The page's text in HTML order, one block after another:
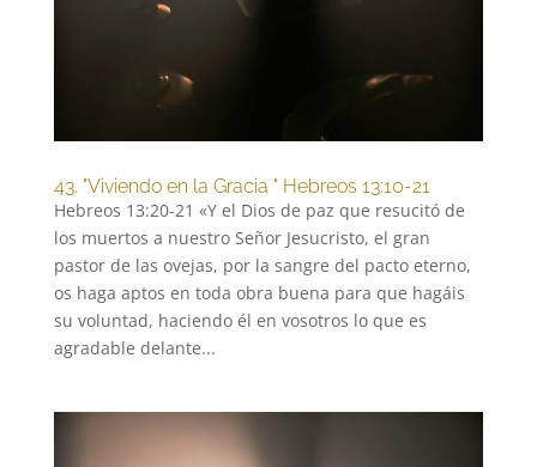
43. "Viviendo en la Gracia " Hebreos 13:10-21
Hebreos 13:20-21 «Y el Dios de paz que resucitó de
los muertos a nuestro Señor Jesucristo, el gran
pastor de las ovejas, por la sangre del pacto eterno,
os haga aptos en toda obra buena para que hagáis
su voluntad, haciendo él en vosotros lo que es
agradable delante...